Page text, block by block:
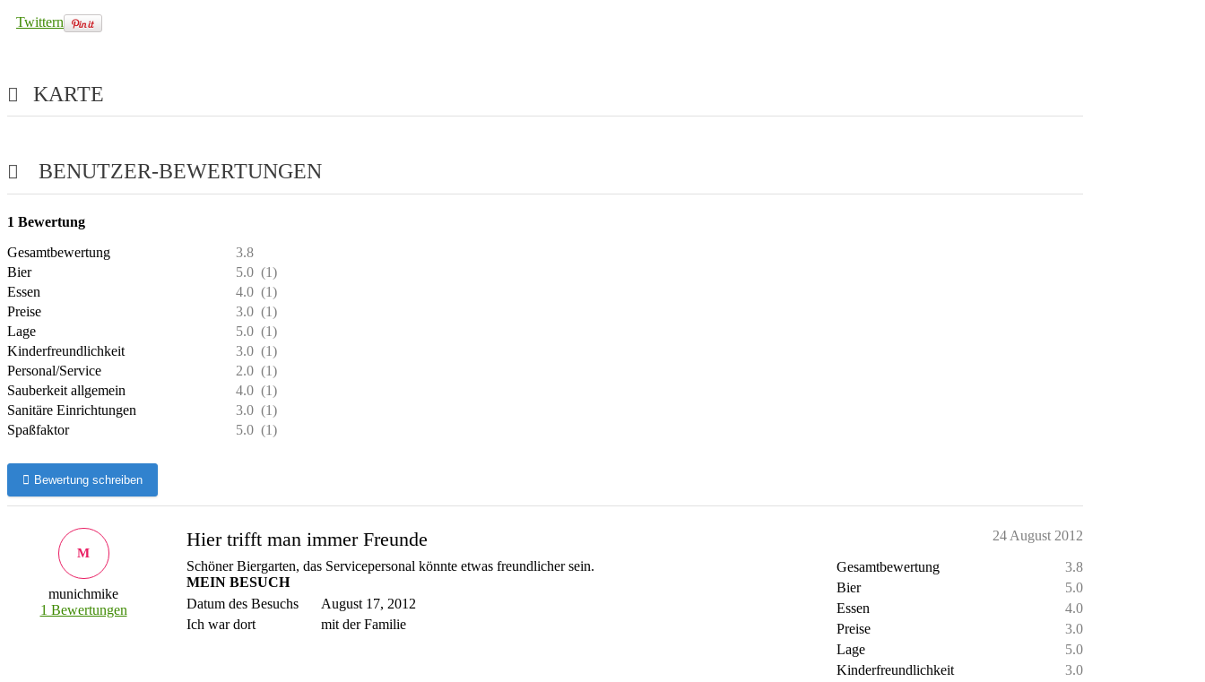
Twittern
KARTE
BENUTZER-BEWERTUNGEN
1 Bewertung
Gesamtbewertung
3.8
Bier
5.0 (1)
Essen
4.0 (1)
Preise
3.0 (1)
Lage
5.0 (1)
Kinderfreundlichkeit
3.0 (1)
Personal/Service
2.0 (1)
Sauberkeit allgemein
4.0 (1)
Sanitäre Einrichtungen
3.0 (1)
Spaßfaktor
5.0 (1)
Bewertung schreiben
Hier trifft man immer Freunde 24 August 2012
Gesamtbewertung
3.8
Bier
5.0
Essen
4.0
Preise
3.0
Lage
5.0
Kinderfreundlichkeit
3.0
Schöner Biergarten, das Servicepersonal könnte etwas freundlicher sein.
MEIN BESUCH
Datum des Besuchs
August 17, 2012
Ich war dort
mit der Familie
M
munichmike
1 Bewertungen